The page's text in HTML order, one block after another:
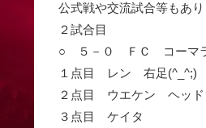
公式戦や交流試合等もあ
２試合目
○ ５－０ ＦＣ コーマ
１点目 レン 右足(^_^;)
２点目 ウエケン ヘッ
３点目 ケイタ